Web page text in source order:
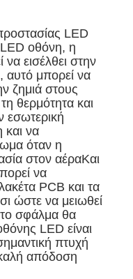
LED
LED οθόνη, η
εισέλθει στην
μπορεί να
ζημιά στους
θερμότητα και
εσωτερική
και να
όταν η
στον αέραΚαι
να
PCB και τα
ώστε να μειωθεί
σφάλμα θα
LED είναι
πτυχή
απόδοση